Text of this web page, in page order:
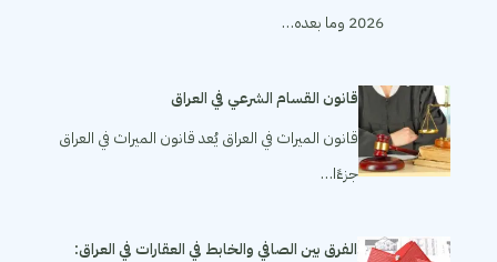
2026 وما بعده…
قانون القسام الشرعي في العراق
قانون الميراث في العراق يُعد قانون الميراث في العراق
جزءًا…
الفرق بين الصافي والخابط في العقارات في العراق: